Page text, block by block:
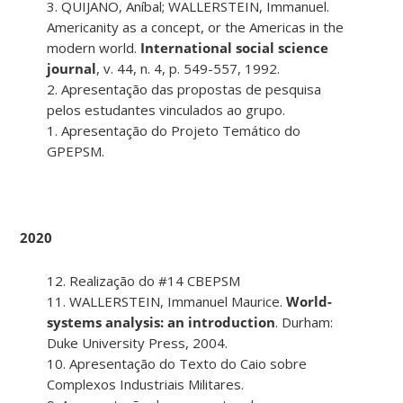
3. QUIJANO, Aníbal; WALLERSTEIN, Immanuel.
Americanity as a concept, or the Americas in the
modern world. International social science
journal, v. 44, n. 4, p. 549-557, 1992.
2. Apresentação das propostas de pesquisa
pelos estudantes vinculados ao grupo.
1. Apresentação do Projeto Temático do
GPEPSM.
2020
12. Realização do #14 CBEPSM
11. WALLERSTEIN, Immanuel Maurice.World-
systems analysis: an introduction. Durham:
Duke University Press, 2004.
10. Apresentação do Texto do Caio sobre
Complexos Industriais Militares.